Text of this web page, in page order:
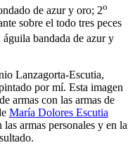
de azur y oro; 2o
sobre el todo tres peces
águila bandada de azur y
Lanzagorta-Escutia,
por mí. Esta imagen
armas con las armas de
María Dolores Escutia
armas personales y en la